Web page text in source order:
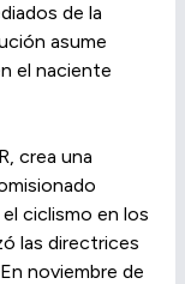
de la
asume
el naciente
crea una
ciclismo en los
las directrices
noviembre de